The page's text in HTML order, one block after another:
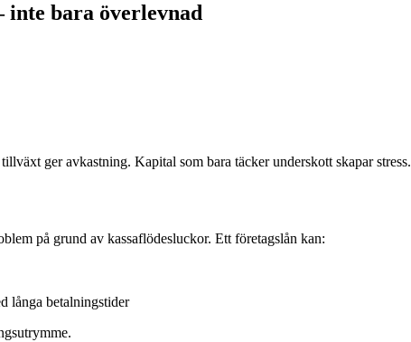
bara överlevnad
ger avkastning. Kapital som bara täcker underskott skapar stress.
på grund av kassaflödesluckor. Ett företagslån kan:
långa betalningstider